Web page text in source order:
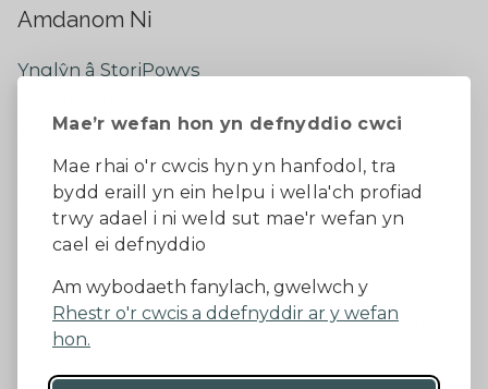
Mae’r wefan hon yn defnyddio cwci
Mae rhai o'r cwcis hyn yn hanfodol, tra
bydd eraill yn ein helpu i wella'ch profiad
trwy adael i ni weld sut mae'r wefan yn
cael ei defnyddio
Am wybodaeth fanylach, gwelwch y
Rhestr o'r cwcis a ddefnyddir ar y wefan
hon.
Amdanom Ni
Ynglŷn â StoriPowys
Newyddion Diweddaraf
Dywedwch eich barn
Facebook
Datganiad Hygyrchedd
Diogelu Data a Phreifatrwydd
Telerau ac amodau